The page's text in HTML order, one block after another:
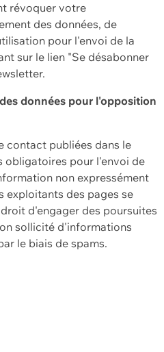
révoquer votre
des données, de
pour l'envoi de la
sur le lien "Se désabonner
données pour l'opposition
contact publiées dans le
obligatoires pour l'envoi de
non expressément
exploitants des pages se
d'engager des poursuites
sollicité d'informations
le biais de spams.